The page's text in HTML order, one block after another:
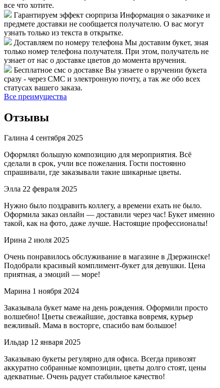
все что хотите.
Гарантируем эффект сюрприза Информация о заказчике и
предмете доставки не сообщается получателю. О вас могут
узнать только из текста в открытке.
Доставляем по номеру телефона Мы доставим букет, зная
только номер телефона получателя. При этом, получатель не
узнает от нас о доставке цветов до момента вручения.
Бесплатное смс о доставке Вы узнаете о вручении букета
сразу - через СМС и электронную почту, а так же обо всех
статусах вашего заказа.
Все преимущества
Отзывы
Галина 4 сентября 2025
Оформлял большую композицию для мероприятия. Всё
сделали в срок, учли все пожелания. Гости постоянно
спрашивали, где заказывали такие шикарные цветы.
Элла 22 февраля 2025
Нужно было поздравить коллегу, а времени ехать не было.
Оформила заказ онлайн — доставили через час! Букет именно
такой, как на фото, даже лучше. Настоящие профессионалы!
Ирина 2 июля 2025
Очень понравилось обслуживание в магазине в Дзержинске!
Подобрали красивый комплимент-букет для девушки. Цена
приятная, а эмоций — море!
Марина 1 ноября 2024
Заказывала букет маме на день рождения. Оформили просто
волшебно! Цветы свежайшие, доставка вовремя, курьер
вежливый. Мама в восторге, спасибо вам большое!
Ильдар 12 января 2025
Заказываю букеты регулярно для офиса. Всегда привозят
аккуратно собранные композиции, цветы долго стоят, цены
адекватные. Очень радует стабильное качество!